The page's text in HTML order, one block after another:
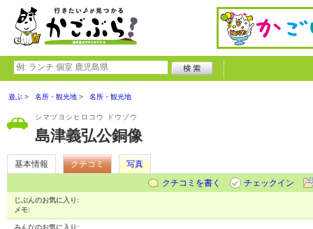
遊ぶ 名所・観光地 名所・観光地
シマヅヨシヒロコウ ドウゾウ
島津義弘公銅像
基本情報 クチコミ
写真
クチコミを書く
チェックイン
じぶんのお気に入り:
メモ:
みんなのお気に入り: